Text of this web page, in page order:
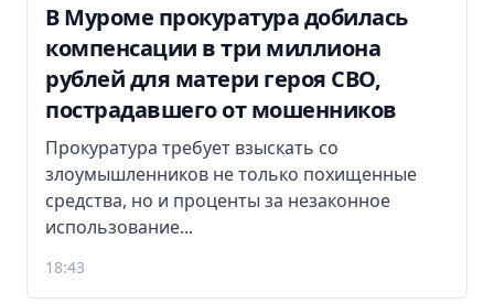
В Муроме прокуратура добилась
компенсации в три миллиона
рублей для матери героя СВО,
пострадавшего от мошенников
Прокуратура требует взыскать со
злоумышленников не только похищенные
средства, но и проценты за незаконное
использование...
18:43